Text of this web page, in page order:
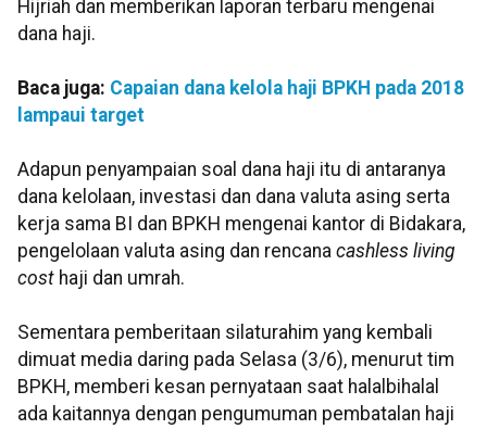
Hijriah dan memberikan laporan terbaru mengenai
dana haji.
Baca juga: Capaian dana kelola haji BPKH pada 2018
lampaui target
Adapun penyampaian soal dana haji itu di antaranya
dana kelolaan, investasi dan dana valuta asing serta
kerja sama BI dan BPKH mengenai kantor di Bidakara,
pengelolaan valuta asing dan rencana cashless living
cost haji dan umrah.
Sementara pemberitaan silaturahim yang kembali
dimuat media daring pada Selasa (3/6), menurut tim
BPKH, memberi kesan pernyataan saat halalbihalal
ada kaitannya dengan pengumuman pembatalan haji